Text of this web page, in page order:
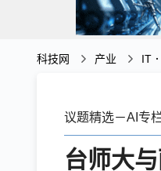
科技网 产业 IT
议题精选－AI专
台师大